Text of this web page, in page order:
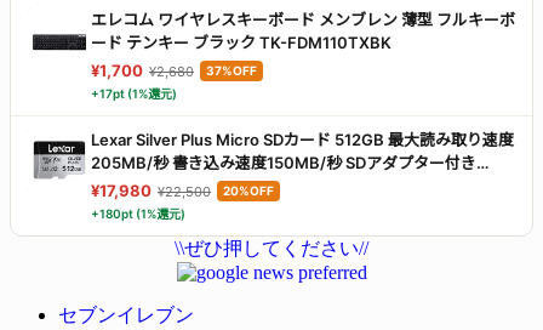
ジ、ボディと同じカラーのアクセサリ、iPhone や iPad との
連係機能 - グリーン
エレコム ワイヤレスキーボード メンブレン 薄型 フルキーボ
ード テンキー ブラック TK-FDM110TXBK
¥1,700 ¥2,680
37%OFF
+17pt (1%還元)
Lexar Silver Plus Micro SDカード 512GB 最大読み取り速度
205MB/秒 書き込み速度150MB/秒 SDアダプター付き
UHS-I A2 U3 V30 Class10 4K UHD MicroSDXC
¥17,980 ¥22,500
20%OFF
+180pt (1%還元)
\\ぜひ押してください//
セブンイレブン